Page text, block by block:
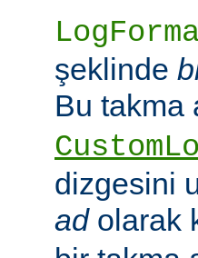
şeklinde
Bu
dizgesini
adolarak